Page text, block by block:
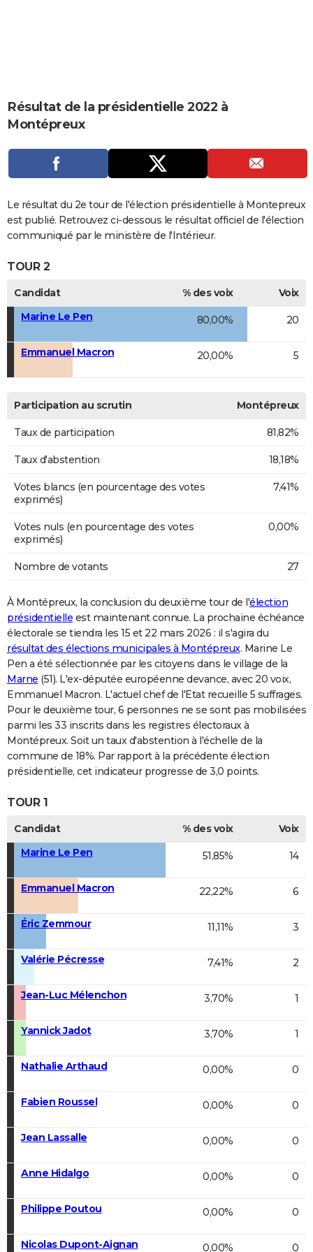
CARTE DE VOEUX
Carte de Noël
Carte Bonne année
Carte Saint-Valentin
Carte Pâques
Carte d'anniversaire
DICTIONNAIRE
Dictionnaire
Biographies
Expressions
Proverbes
PROGRAMME TV
S'inscrire
Se connecter
Lycées
Collèges
Primaires
Universités
Entreprises
Service militaire
Avis de recherche
AVIS DE DÉCÈS
Bricolage
Lifestyle
Culture
Sport
Auto
Television
Voyage
Cinema
Résultat de la présidentielle 2022 à
Montépreux
Le résultat du 2e tour de l'élection présidentielle à Montepreux
est publié. Retrouvez ci-dessous le résultat officiel de l'élection
communiqué par le ministère de l'Intérieur.
TOUR 2
Candidat % des voix
Voix
Marine Le Pen
80,00% 20
Emmanuel Macron 20,00% 5
Participation au scrutin Montépreux
Taux de participation 81,82%
Taux d'abstention 18,18%
Votes blancs (en pourcentage des votes
exprimés)
7,41%
Votes nuls (en pourcentage des votes
exprimés)
0,00%
Nombre de votants 27
À Montépreux, la conclusion du deuxième tour de l'élection
présidentielle est maintenant connue. La prochaine échéance
électorale se tiendra les 15 et 22 mars 2026 : il s'agira du
résultat des élections municipales à Montépreux. Marine Le
Pen a été sélectionnée par les citoyens dans le village de la
Marne (51). L'ex-députée européenne devance, avec 20 voix,
Emmanuel Macron. L'actuel chef de l'Etat recueille 5 suffrages.
Pour le deuxième tour, 6 personnes ne se sont pas mobilisées
parmi les 33 inscrits dans les registres électoraux à
Montépreux. Soit un taux d'abstention à l'échelle de la
commune de 18%. Par rapport à la précédente élection
présidentielle, cet indicateur progresse de 3,0 points.
TOUR 1
Candidat % des voix
Voix
Marine Le Pen
51,85% 14
Emmanuel Macron 22,22% 6
Éric Zemmour 11,11% 3
Valérie Pécresse 7,41% 2
Jean-Luc Mélenchon 3,70% 1
Yannick Jadot 3,70% 1
Nathalie Arthaud 0,00% 0
Fabien Roussel 0,00% 0
Jean Lassalle 0,00% 0
Anne Hidalgo 0,00% 0
Philippe Poutou 0,00% 0
Nicolas Dupont-Aignan 0,00% 0